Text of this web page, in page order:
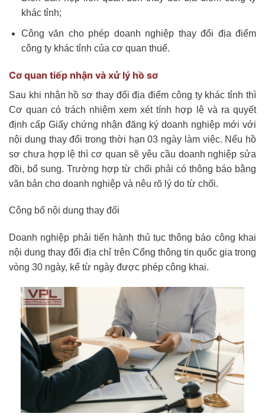
khác tỉnh;
Công văn cho phép doanh nghiệp thay đổi địa điểm
công ty khác tỉnh của cơ quan thuế.
Cơ quan tiếp nhận và xử lý hồ sơ
Sau khi nhận hồ sơ thay đổi địa điểm công ty khác tỉnh thì
Cơ quan có trách nhiệm xem xét tính hợp lệ và ra quyết
định cấp Giấy chứng nhận đăng ký doanh nghiệp mới với
nội dung thay đổi trong thời hạn 03 ngày làm việc. Nếu hồ
sơ chưa hợp lệ thì cơ quan sẽ yêu cầu doanh nghiệp sửa
đồi, bổ sung. Trường hợp từ chối phải có thông báo bằng
văn bản cho doanh nghiệp và nêu rõ lý do từ chối.
Công bố nội dung thay đổi
Doanh nghiệp phải tiến hành thủ tục thông báo công khai
nội dung thay đổi địa chỉ trên Cổng thông tin quốc gia trong
vòng 30 ngày, kể từ ngày được phép công khai.